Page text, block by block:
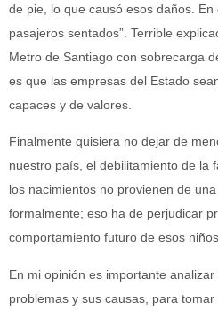
de pie, lo que causó esos daños.
pasajeros sentados”. Terrible
Metro de Santiago con sobrecarga
es que las empresas del Estado
capaces y de valores.
Finalmente quisiera no dejar de
nuestro país, el debilitamiento de la
los nacimientos no provienen de
formalmente; eso ha de perjudicar
comportamiento futuro de esos
En mi opinión es importante
problemas y sus causas, para